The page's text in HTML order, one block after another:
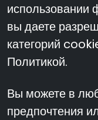
вы даете
категорий
Политикой.
Вы можете в
предпочтения